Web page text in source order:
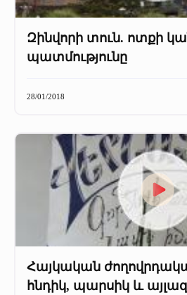
Զինվորի տուն. ոտքի
պատմությունը
28/01/2018
Հայկական
հնդիկ, պարսիկ և